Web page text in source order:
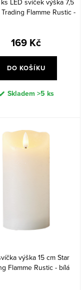
LED svíček výška 7,5
Flamme Rustic -
169 Kč
DO KOŠÍKU
Skladem >5 ks
výška 15 cm Star
Flamme Rustic - bílá